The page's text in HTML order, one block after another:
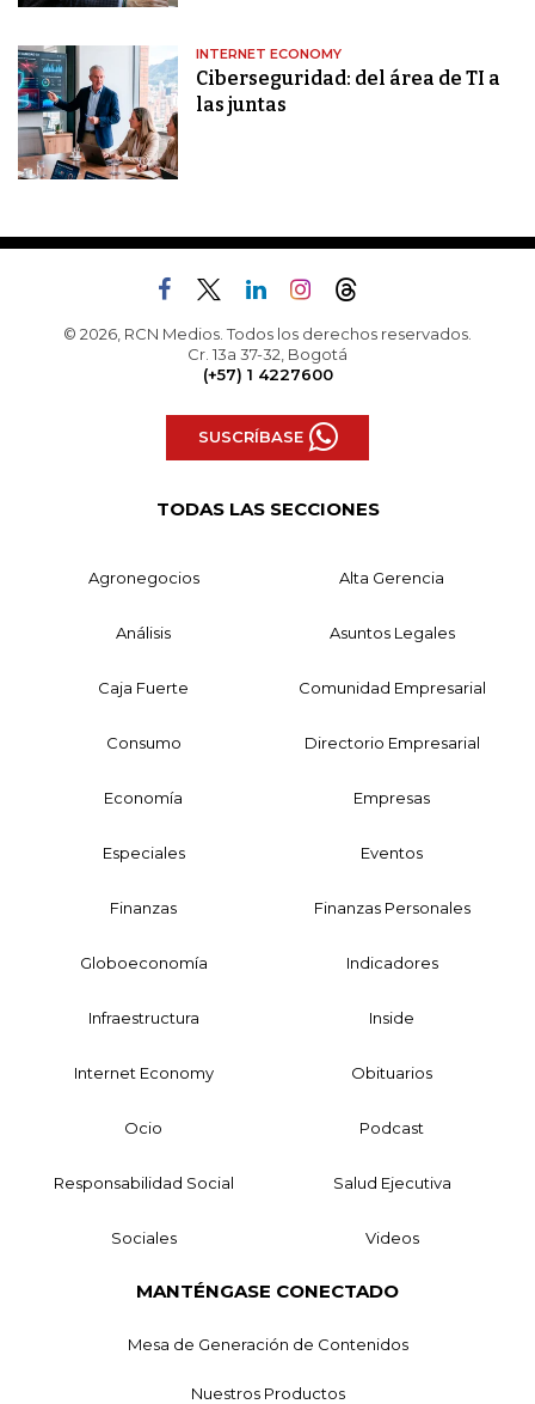
INTERNET ECONOMY
Ciberseguridad: del área de TI a
las juntas
© 2026, RCN Medios. Todos los derechos reservados.
Cr. 13a 37-32, Bogotá
(+57) 1 4227600
SUSCRÍBASE
TODAS LAS SECCIONES
Agronegocios Alta Gerencia
Análisis Asuntos Legales
Caja Fuerte Comunidad Empresarial
Consumo Directorio Empresarial
Economía Empresas
Especiales Eventos
Finanzas Finanzas Personales
Globoeconomía Indicadores
Infraestructura Inside
Internet Economy Obituarios
Ocio Podcast
Responsabilidad Social Salud Ejecutiva
Sociales Videos
MANTÉNGASE CONECTADO
Mesa de Generación de Contenidos
Nuestros Productos